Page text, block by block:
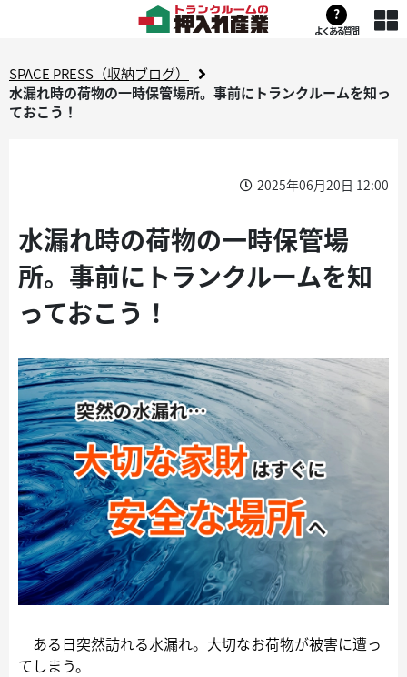
?
よくある質問
SPACE PRESS（収納ブログ）
水漏れ時の荷物の一時保管場所。事前にトランクルームを知っ
ておこう！
2025年06月20日 12:00
水漏れ時の荷物の一時保管場
所。事前にトランクルームを知
っておこう！
ある日突然訪れる水漏れ。大切なお荷物が被害に遭っ
てしまう。